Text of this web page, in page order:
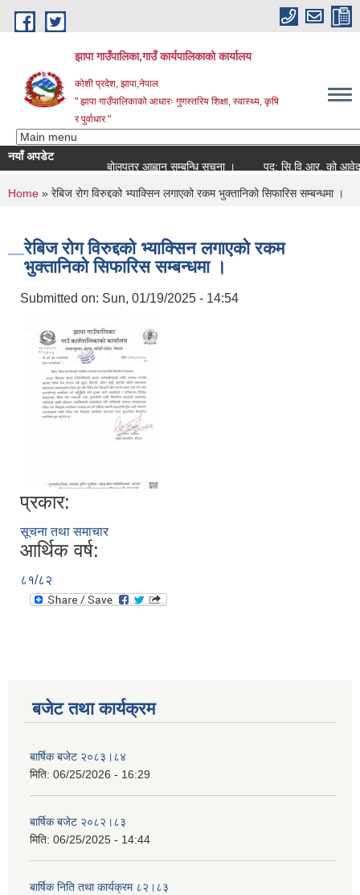
Skip to main content
झापा गाउँपालिका,गाउँ कार्यपालिकाको कार्यालय
कोशी प्रदेश, झापा,नेपाल
" झापा गाउँपालिकाको आधारः गुणस्तरिय शिक्षा, स्वास्थ्य, कृषि
र पुर्वाधार "
नयाँ अपडेट
बोलपत्र आह्वान सम्बन्धि सूचना ।
पद: सि.वि.आर. को आवेदन
You are here
Home » रेबिज रोग विरुद्दको भ्याक्सिन लगाएको रकम भुक्तानिको सिफारिस सम्बन्धमा ।
रेबिज रोग विरुद्दको भ्याक्सिन लगाएको रकम
भुक्तानिको सिफारिस सम्बन्धमा ।
Submitted on: Sun, 01/19/2025 - 14:54
प्रकार:
सूचना तथा समाचार
आर्थिक वर्ष:
८१/८२
बजेट तथा कार्यक्रम
बार्षिक बजेट २०८३।८४
मिति: 06/25/2026 - 16:29
बार्षिक बजेट २०८२।८३
मिति: 06/25/2025 - 14:44
बार्षिक निति तथा कार्यक्रम ८२।८३